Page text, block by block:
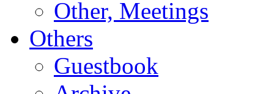
Other, Meetings
Others
Guestbook